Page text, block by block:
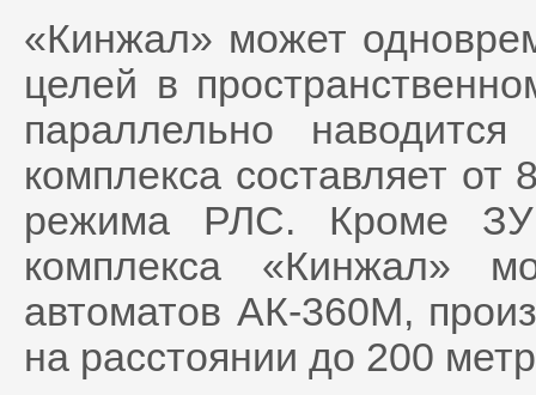
«Кинжал» может
целей в
параллельно
комплекса составляет от
режима РЛС. Кроме
комплекса «Кинжал»
автоматов АК-360М,
на расстоянии до 200